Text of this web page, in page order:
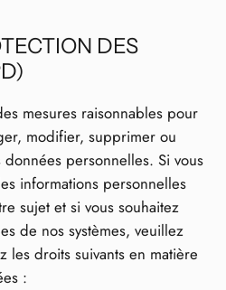
DES
mesures raisonnables pour
modifier, supprimer ou
personnelles. Si vous
informations personnelles
sujet et si vous souhaitez
de nos systèmes, veuillez
les droits suivants en matière
: